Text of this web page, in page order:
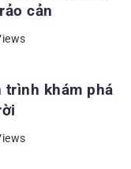
cản
BẢN
trình khám phá
BẢN